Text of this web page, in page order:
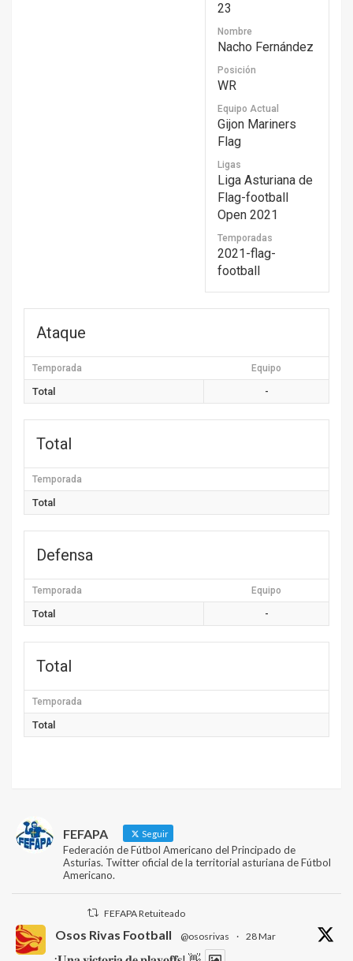
23
Nombre
Nacho Fernández
Posición
WR
Equipo Actual
Gijon Mariners
Flag
Ligas
Liga Asturiana de
Flag-football
Open 2021
Temporadas
2021-flag-
football
Ataque
Temporada Equipo
Total -
Total
Temporada
Total
Defensa
Temporada Equipo
Total -
Total
Temporada
Total
FEFAPA Seguir
Federación de Fútbol Americano del Principado de
Asturias. Twitter oficial de la territorial asturiana de Fútbol
Americano.
FEFAPA Retuiteado
Osos Rivas Football @ososrivas · 28 Mar